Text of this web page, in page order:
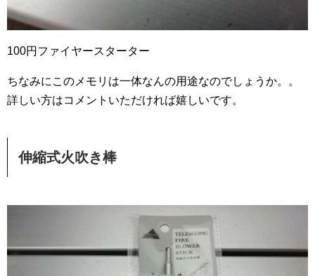
100円ファイヤースターター
ちなみにこのメモリは一体なんの用途なのでしょうか。。
詳しい方はコメントいただければ嬉しいです。
伸縮式火吹き棒